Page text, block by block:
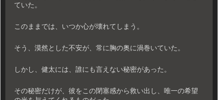
ていた。
このままでは、いつか心が壊れてしまう。
そう、漠然とした不安が、常に胸の奥に渦巻いていた。
しかし、健太には、誰にも言えない秘密があった。
その秘密だけが、彼をこの閉塞感から救い出し、唯一の希望